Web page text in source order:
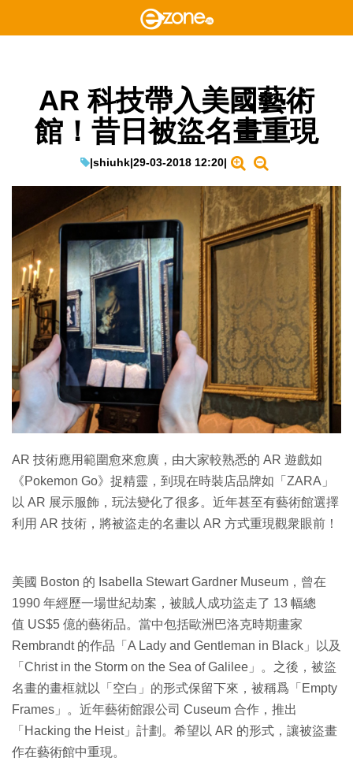
AR 科技帶入美國藝術
館！昔日被盜名畫重現
|shiuhk|29-03-2018 12:20|
AR 技術應用範圍愈來愈廣，由大家較熟悉的 AR 遊戲如
《Pokemon Go》捉精靈，到現在時裝店品牌如「ZARA」
以 AR 展示服飾，玩法變化了很多。近年甚至有藝術館選擇
利用 AR 技術，將被盜走的名畫以 AR 方式重現觀衆眼前！
美國 Boston 的 Isabella Stewart Gardner Museum，曾在
1990 年經歷一場世紀劫案，被賊人成功盜走了 13 幅總
值 US$5 億的藝術品。當中包括歐洲巴洛克時期畫家
Rembrandt 的作品「A Lady and Gentleman in Black」以及
「Christ in the Storm on the Sea of Galilee」。之後，被盜
名畫的畫框就以「空白」的形式保留下來，被稱爲「Empty
Frames」。近年藝術館跟公司 Cuseum 合作，推出
「Hacking the Heist」計劃。希望以 AR 的形式，讓被盜畫
作在藝術館中重現。